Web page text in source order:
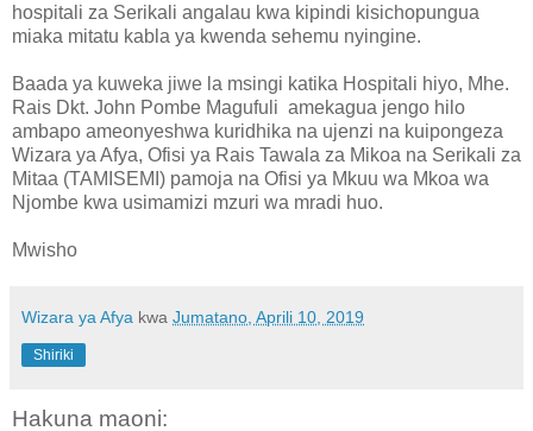
hospitali za Serikali angalau kwa kipindi kisichopungua
miaka mitatu kabla ya kwenda sehemu nyingine.
Baada ya kuweka jiwe la msingi katika Hospitali hiyo, Mhe.
Rais Dkt. John Pombe Magufuli amekagua jengo hilo
ambapo ameonyeshwa kuridhika na ujenzi na kuipongeza
Wizara ya Afya, Ofisi ya Rais Tawala za Mikoa na Serikali za
Mitaa (TAMISEMI) pamoja na Ofisi ya Mkuu wa Mkoa wa
Njombe kwa usimamizi mzuri wa mradi huo.
Mwisho
Wizara ya Afya kwa Jumatano, Aprili 10, 2019
Shiriki
Hakuna maoni: